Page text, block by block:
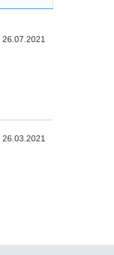
26.07.2021
26.03.2021